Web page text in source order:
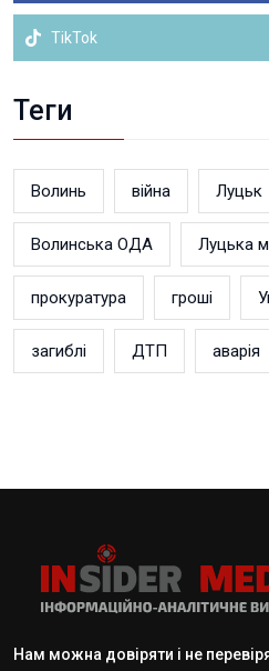
TikTok
Теги
Волинь війна Луцьк
Волинська ОДА Луцька
прокуратура гроші
загиблі ДТП аварія
Нам можна довіряти і не